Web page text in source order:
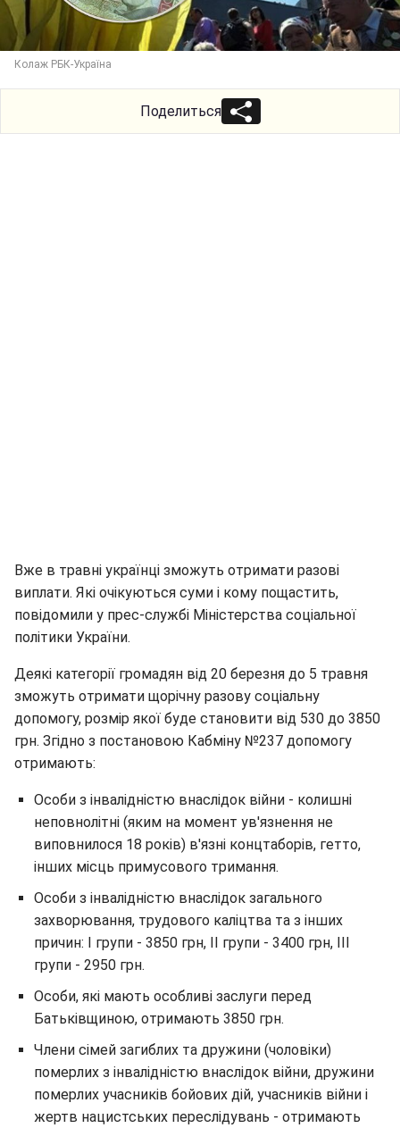
Колаж РБК-Україна
Поделиться
Вже в травні українці зможуть отримати разові
виплати. Які очікуються суми і кому пощастить,
повідомили у прес-службі Міністерства соціальної
політики України.
Деякі категорії громадян від 20 березня до 5 травня
зможуть отримати щорічну разову соціальну
допомогу, розмір якої буде становити від 530 до 3850
грн. Згідно з постановою Кабміну №237 допомогу
отримають:
Особи з інвалідністю внаслідок війни - колишні
неповнолітні (яким на момент ув'язнення не
виповнилося 18 років) в'язні концтаборів, гетто,
інших місць примусового тримання.
Особи з інвалідністю внаслідок загального
захворювання, трудового каліцтва та з інших
причин: I групи - 3850 грн, II групи - 3400 грн, III
групи - 2950 грн.
Особи, які мають особливі заслуги перед
Батьківщиною, отримають 3850 грн.
Члени сімей загиблих та дружини (чоловіки)
померлих з інвалідністю внаслідок війни, дружини
померлих учасників бойових дій, учасників війни і
жертв нацистських переслідувань - отримають